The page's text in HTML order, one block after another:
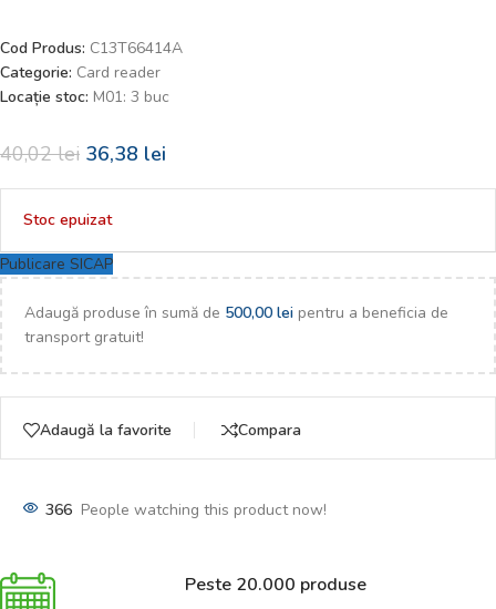
Cod Produs: C13T66414A
Categorie: Card reader
Locație stoc: M01: 3 buc
40,02lei 36,38 lei
Stoc epuizat
Publicare SICAP
Adaugă produse în sumă de 500,00 lei pentru a beneficia de
transport gratuit!
Adaugă la favorite Compara
366 People watching this product now!
Peste 20.000 produse